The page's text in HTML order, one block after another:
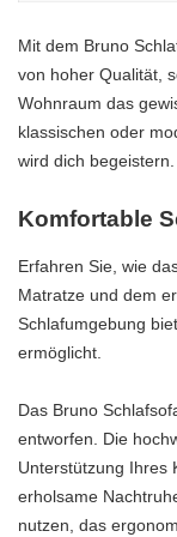
Mit dem Bruno
von hoher Qualität,
Wohnraum das
klassischen oder
wird dich begeistern.
Komfortable
Erfahren Sie, wie
Matratze und dem
Schlafumgebung
ermöglicht.
Das Bruno
entworfen. Die
Unterstützung Ihres
erholsame
nutzen, das